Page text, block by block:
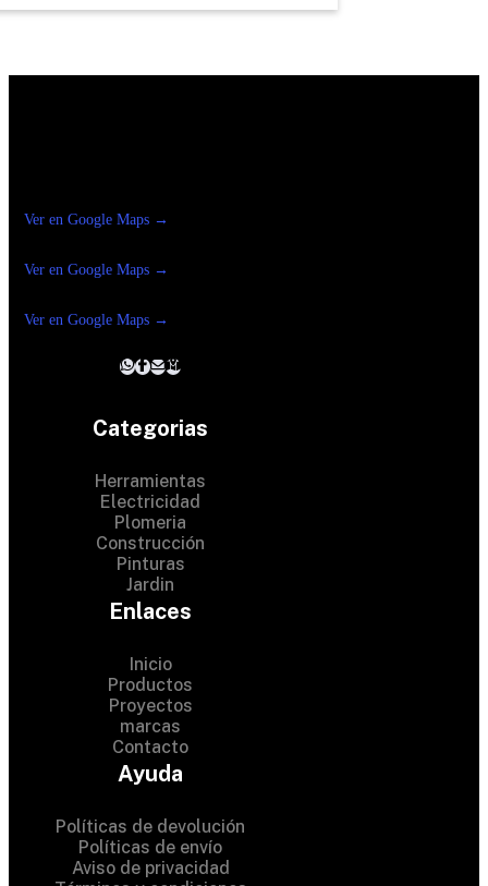
Ver en Google Maps →
Ver en Google Maps →
Ver en Google Maps →
Categorias
Herramientas
Electricidad
Plomeria
Construcción
Pinturas
Jardin
Enlaces
Inicio
Productos
Proyectos
marcas
Contacto
Ayuda
Políticas de devolución
Políticas de envío
Aviso de privacidad